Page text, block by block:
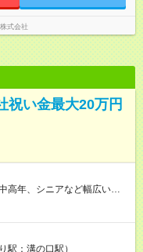
式会社
祝い金最大20万円
高年、シニアなど幅広い世
を生かして、年齢を問わず
駅：溝の口駅）